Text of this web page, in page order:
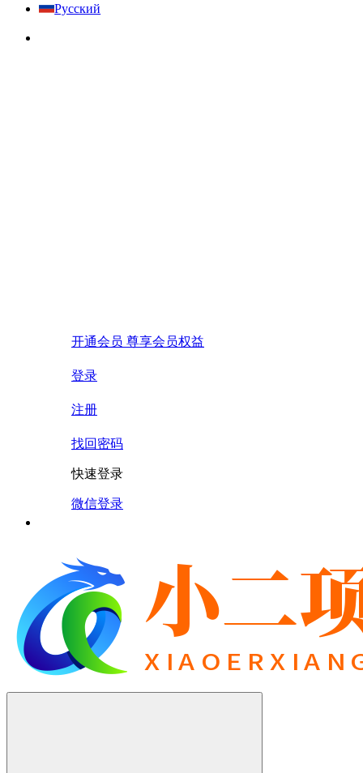
Русский
开通会员 尊享会员权益
登录
注册
找回密码
快速登录
微信登录